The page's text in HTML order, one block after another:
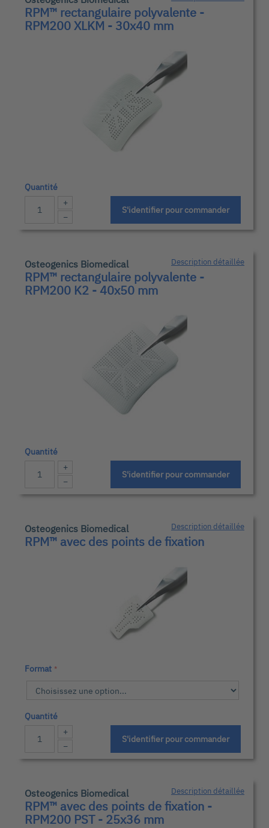
RPM™ rectangulaire polyvalente -
RPM200 XLKM - 30x40 mm
Quantité
+
−
S'identifier pour commander
Osteogenics Biomedical
RPM™ rectangulaire polyvalente -
RPM200 K2 - 40x50 mm
Description détaillée
Quantité
+
−
S'identifier pour commander
Osteogenics Biomedical
RPM™ avec des points de fixation
Description détaillée
Format
Quantité
+
−
S'identifier pour commander
Osteogenics Biomedical
RPM™ avec des points de fixation -
RPM200 PST - 25x36 mm
Description détaillée